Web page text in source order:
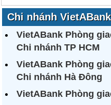
Chi nhánh VietABank
VietABank Phòng
Chi nhánh TP HCM
VietABank Phòng
Chi nhánh Hà Đông
VietABank Phòng